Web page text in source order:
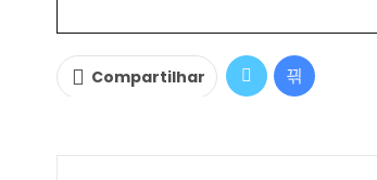
Compartilhar